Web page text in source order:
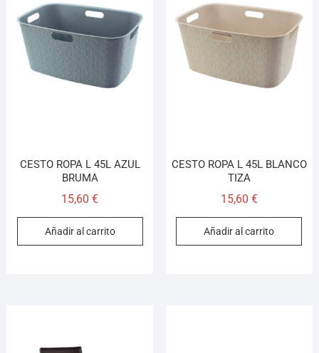
CESTO ROPA L 45L AZUL
BRUMA
15,60€
Añadir al carrito
CESTO ROPA L 45L BLANCO
TIZA
15,60 €
Añadir al carrito